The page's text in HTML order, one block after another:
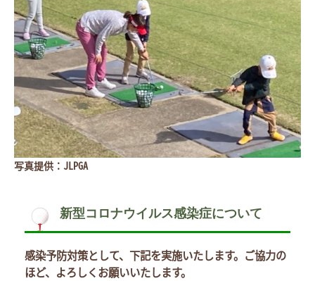
写真提供：JLPGA
新型コロナウイルス感染症について
感染予防対策として、下記を実施いたします。ご協力の
ほど、よろしくお願いいたします。